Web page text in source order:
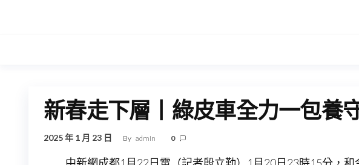
新春走下層丨綠皮車全力一包養
2025 年 1 月 23 日 By admin 0